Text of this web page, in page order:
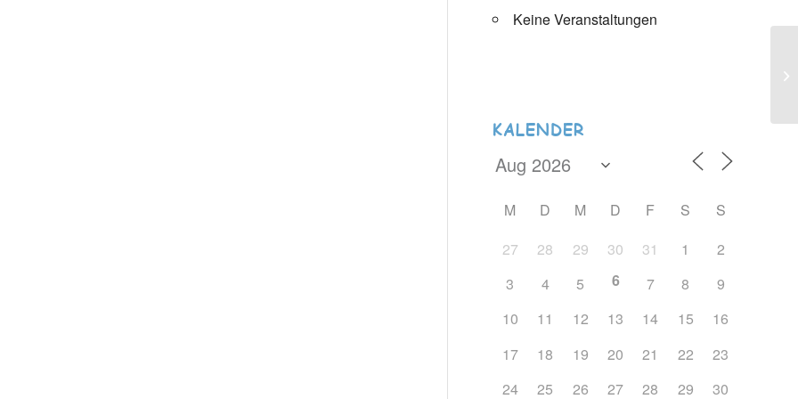
Keine Veranstaltungen
KALENDER
M D M D F S
S
27
28 29 30 31 1
2
3
4 5 6 7 8
9
10
11 12 13 14 15
16
17
18 19 20 21 22
23
24
25 26 27 28 29
30